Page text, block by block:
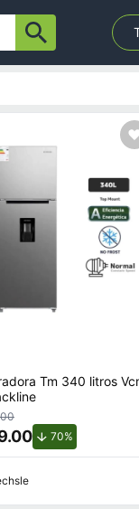
Tm 340 litros
70%de descuento.